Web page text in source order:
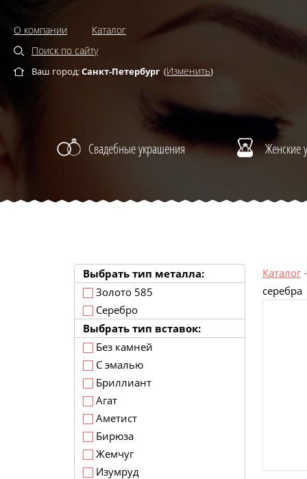
О компании
Каталог
Поиск по сайту
Ваш город:Санкт-Петербург (Изменить)
Свадебные украшения Женские
Выбрать тип металла:
Золото 585
Серебро
Выбрать тип вставок:
Без камней
С эмалью
Бриллиант
Агат
Аметист
Бирюза
Жемчуг
Изумруд
Каталог
серебра